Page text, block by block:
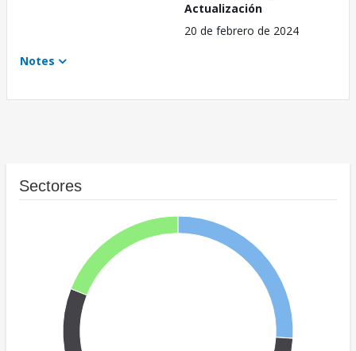
Actualización
20 de febrero de 2024
Notes
Sectores